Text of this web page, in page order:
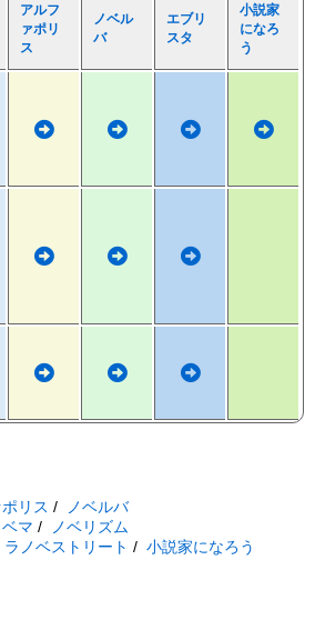
アルフ
ァポリ
ス
ノベル
バ
エブリ
スタ
小説家
になろ
う
リス /
ノベルバ
ベマ /
ノベリズム
ラノベストリート / 小説家になろう